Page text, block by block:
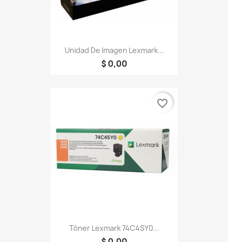
Unidad De Imagen Lexmark...
$ 0,00
Tóner Lexmark 74C4SY0...
favorite_border